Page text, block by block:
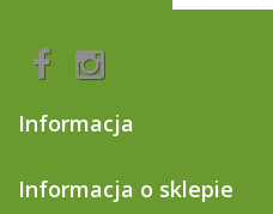
Informacja
Informacja o sklepie